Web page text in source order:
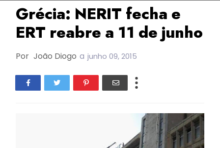
Grécia: NERIT fecha e
ERT reabre a 11 de junho
Por João Diogo a junho 09, 2015